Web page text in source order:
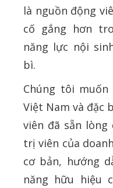
là nguồn động
cố gắng hơn
năng lực nội
bì.
Chúng tôi
Việt Nam và đặc
viên đã sẵn lòng
trị viên của
cơ bản, hướng
năng hữu hiệu